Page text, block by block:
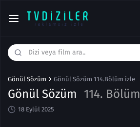
Gönül Sözüm Gönül Sözüm 114.Bölüm izle
Gönül Sözüm 114. Bölüm
18 Eylül 2025